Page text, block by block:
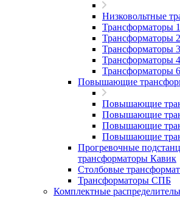
Низковольтные
Трансформаторы
Трансформаторы
Трансформаторы
Трансформаторы
Трансформаторы
Повышающие
Повышающие
Повышающие
Повышающие
Повышающие
Прогревочные
трансформаторы Кавик
Столбовые
Трансформаторы СПБ
Комплектные